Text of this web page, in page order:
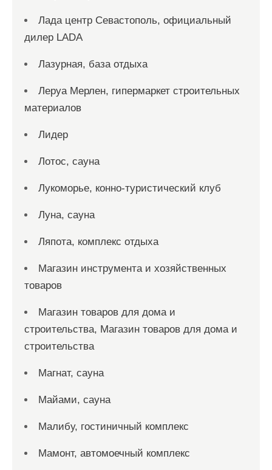
Лада центр Севастополь, официальный
дилер LADA
Лазурная, база отдыха
Леруа Мерлен, гипермаркет строительных
материалов
Лидер
Лотос, сауна
Лукоморье, конно-туристический клуб
Луна, сауна
Ляпота, комплекс отдыха
Магазин инструмента и хозяйственных
товаров
Магазин товаров для дома и
строительства, Магазин товаров для дома и
строительства
Магнат, сауна
Майами, сауна
Малибу, гостиничный комплекс
Мамонт, автомоечный комплекс